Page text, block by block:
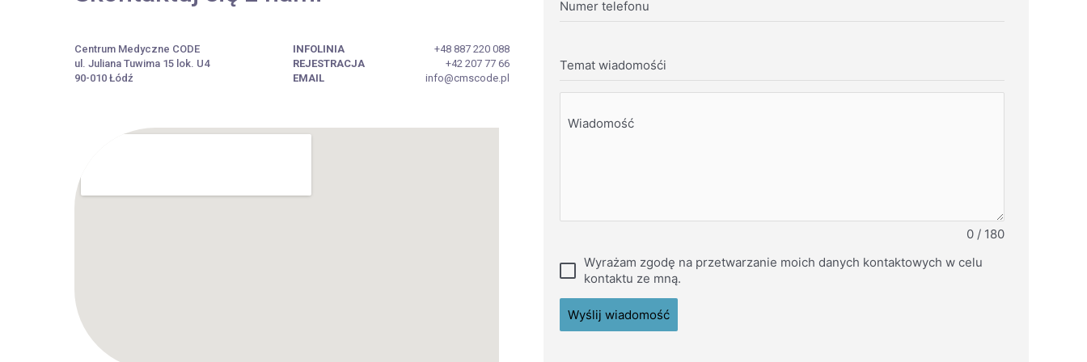
Centrum Medyczne CODE
ul. Juliana Tuwima 15 lok. U4
90-010 Łódź
INFOLINIA
REJESTRACJA
EMAIL
+48 887 220 088
+42 207 77 66
info@cmscode.pl
Numer telefonu
Temat wiadomośći
Wiadomość
0 / 180
Wyrażam zgodę na przetwarzanie moich danych kontaktowych w celu
kontaktu ze mną.
Wyślij wiadomość